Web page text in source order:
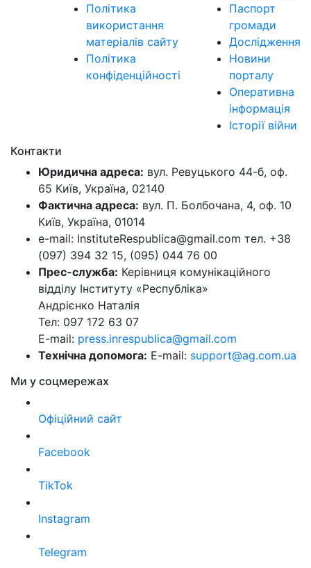
Політика
використання
матеріалів сайту
Політика
конфіденційності
Паспорт
громади
Дослідження
Новини
порталу
Оперативна
інформація
Історії війни
Контакти
Юридична адреса: вул. Ревуцького 44-б, оф.
65 Київ, Україна, 02140
Фактична адреса: вул. П. Болбочана, 4, оф. 10
Київ, Україна, 01014
e-mail: InstituteRespublica@gmail.com тел. +38
(097) 394 32 15, (095) 044 76 00
Прес-служба: Керівниця комунікаційного
відділу Інституту «Республіка»
Андрієнко Наталія
Тел: 097 172 63 07
E-mail: press.inrespublica@gmail.com
Технічна допомога: E-mail: support@ag.com.ua
Ми у соцмережах
Офіційний сайт
Facebook
TikTok
Instagram
Telegram